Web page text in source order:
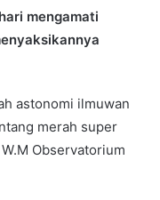
mengamati
astonomi ilmuwan
merah super
Observatorium